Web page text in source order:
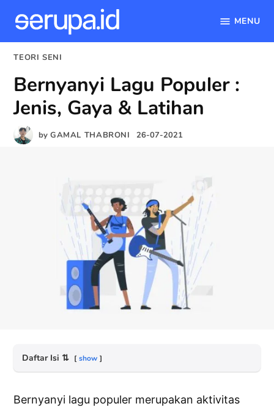
content
MENU
POSTED
TEORI SENI
Bernyanyi Lagu Populer :
Jenis, Gaya & Latihan
by GAMAL THABRONI 26-07-2021
Daftar Isi ⇅ show
Bernyanyi lagu populer merupakan aktivitas